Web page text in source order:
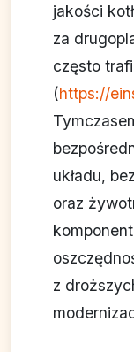
jakości
za
często
(https://
układu,
oraz
z